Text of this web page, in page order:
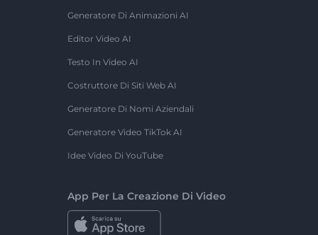
Generatore Di Animazioni AI
Editor Video AI
Testo In Video AI
Costruttore Di Siti Web AI
Generatore Di Nomi Aziendali
Generatore Video TikTok AI
Idee Video Di YouTube
App Per La Creazione Di Video